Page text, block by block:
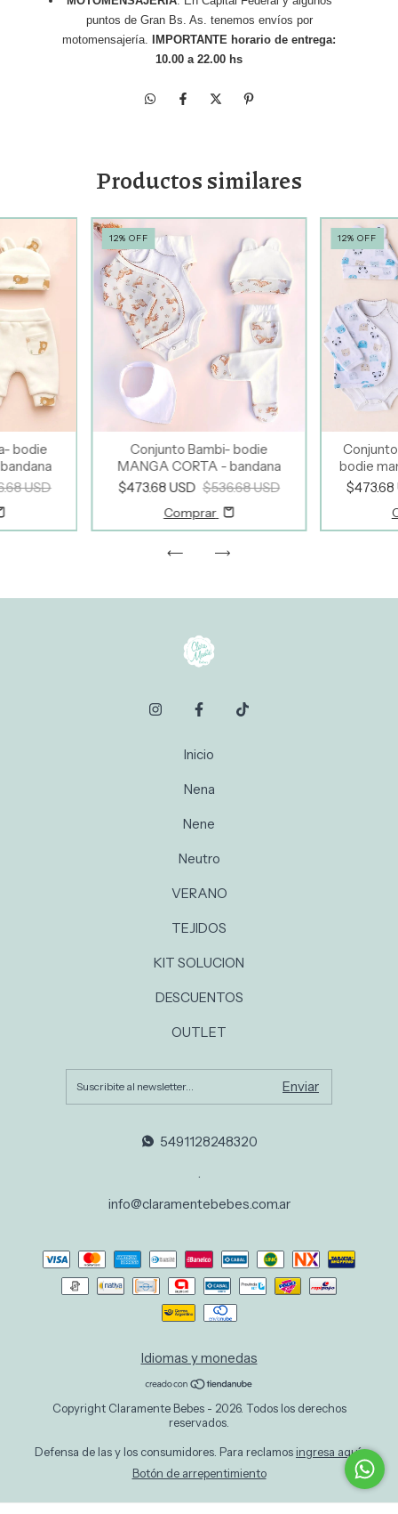
puntos de Gran Bs. As. tenemos envíos por
motomensajería.
IMPORTANTE horario de entrega:
10.00 a 22.00 hs
Productos similares
bodie
USD
12% OFF
Conjunto Bambi- bodie
MANGA CORTA - bandana
$473.68 USD $536.68 USD
Comprar
12%OFF
bodie
Inicio
Nena
Nene
Neutro
VERANO
TEJIDOS
KIT SOLUCION
DESCUENTOS
OUTLET
5491128248320
info@claramentebebes.com.ar
Idiomas y monedas
Copyright Claramente Bebes - 2026. Todos los derechos
reservados.
Defensa de las y los consumidores. Para reclamos ingresa aquí.
Botón de arrepentimiento